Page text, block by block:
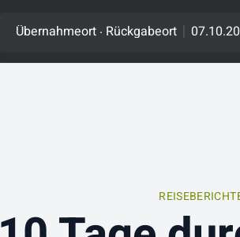
Übernahmeort . Rückgabeort